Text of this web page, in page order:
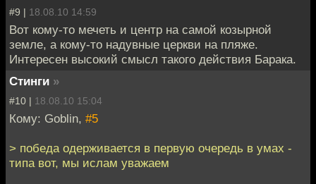
#9 | 18.08.10 14:59
Вот кому-то мечеть и центр на самой козырной
земле, а кому-то надувные церкви на пляже.
Интересен высокий смысл такого действия Барака.
Стинги »
#10 | 18.08.10 15:04
Кому: Goblin, #5
> победа одерживается в первую очередь в умах -
типа вот, мы ислам уважаем